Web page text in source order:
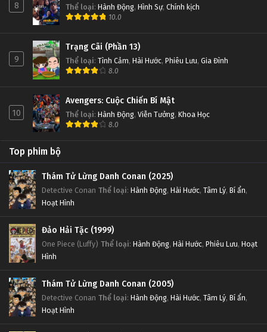
Thôn Tính Bầu Trời Tập 8
Thôn Tính Bầu Trời Tập 7
Thôn Tính Bầu Trời Tập 6
Tập 6
Tập 5
Thôn Tính Bầu Trời Tập 4
Thôn Tính Bầu Trời Tập 2
8 Thể loại: Hành Động, Hình Sự, Chính kịch
10.0
9
Trạng Cãi (Phần 13)
Thể loại: Tình Cảm, Hài Hước, Phiêu Lưu, Gia Đình
8.0
10
Avengers: Cuộc Chiến Bí Mật
Thể loại: Hành Động, Viễn Tưởng, Khoa Học
8.0
Top phim bộ
Thám Tử Lừng Danh Conan (2025)
Detective Conan Thể loại: Hành Động, Hài Hước, Tâm Lý, Bí ẩn,
Hoạt Hình
Đảo Hải Tặc (1999)
One Piece (Luffy) Thể loại: Hành Động, Hài Hước, Phiêu Lưu, Hoạt
Hình
Thám Tử Lừng Danh Conan (2005)
Detective Conan Thể loại: Hành Động, Hài Hước, Tâm Lý, Bí ẩn,
Hoạt Hình